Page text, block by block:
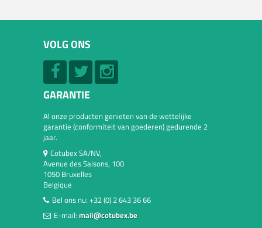
VOLG ONS
GARANTIE
Al onze producten genieten van de wettelijke
garantie (conformiteit van goederen) gedurende 2
jaar.
Cotubex SA/NV,
Avenue des Saisons, 100
1050 Bruxelles
Belgique
Bel ons nu: +32 (0) 2 643 36 66
E-mail: mail@cotubex.be